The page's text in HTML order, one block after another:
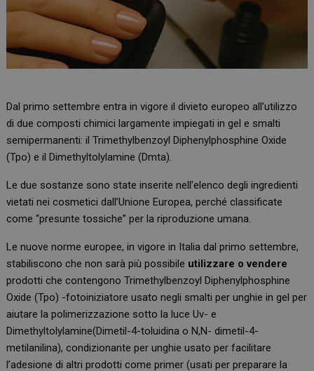
Dal primo settembre entra in vigore il divieto europeo all’utilizzo
di due composti chimici largamente impiegati in gel e smalti
semipermanenti: il Trimethylbenzoyl Diphenylphosphine Oxide
(Tpo) e il Dimethyltolylamine (Dmta).
Le due sostanze sono state inserite nell’elenco degli ingredienti
vietati nei cosmetici dall’Unione Europea, perché classificate
come “presunte tossiche” per la riproduzione umana.
Le nuove norme europee, in vigore in Italia dal primo settembre,
stabiliscono che non sarà più possibile utilizzare o vendere
prodotti che contengono Trimethylbenzoyl Diphenylphosphine
Oxide (Tpo) -fotoiniziatore usato negli smalti per unghie in gel per
aiutare la polimerizzazione sotto la luce Uv- e
Dimethyltolylamine(Dimetil-4-toluidina o N,N- dimetil-4-
metilanilina), condizionante per unghie usato per facilitare
l’adesione di altri prodotti come primer (usati per preparare la